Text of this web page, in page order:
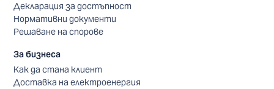
Декларация за достъпност
Нормативни документи
Решаване на спорове
За бизнеса
Как да стана клиент
Доставка на електроенергия